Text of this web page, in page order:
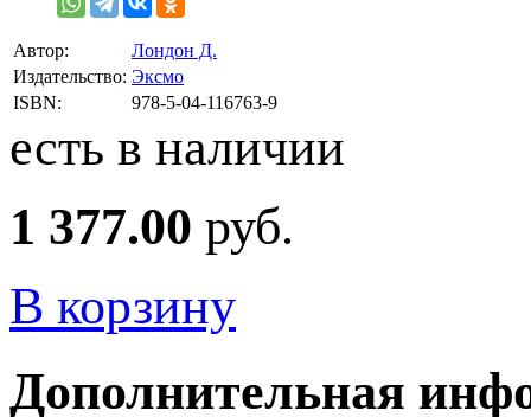
Автор:
Лондон Д.
Издательство: Эксмо
ISBN:
978-5-04-116763-9
есть в наличии
1 377.00 руб.
В корзину
Дополнительная